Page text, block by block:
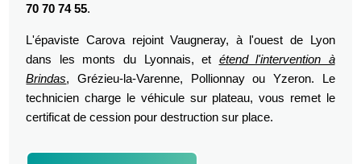
70 70 74 55.
L'épaviste Carova rejoint Vaugneray, à l'ouest de Lyon
dans les monts du Lyonnais, et étend l'intervention à
Brindas, Grézieu-la-Varenne, Pollionnay ou Yzeron. Le
technicien charge le véhicule sur plateau, vous remet le
certificat de cession pour destruction sur place.